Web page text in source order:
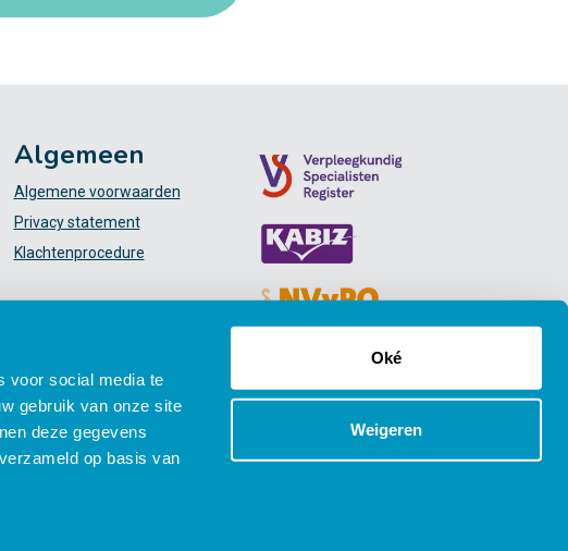
voor social media te
gebruik van onze site
deze gegevens
op basis van
Oké
Weigeren
Algemeen
Algemene voorwaarden
Privacy statement
Klachtenprocedure